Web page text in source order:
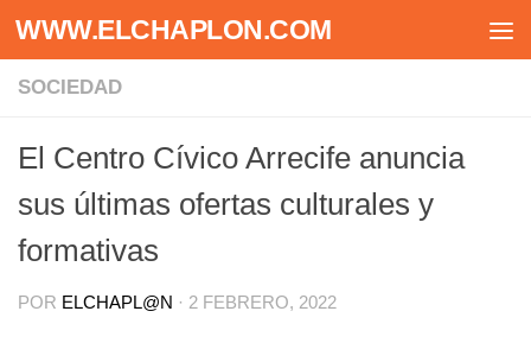
Saltar al contenido
WWW.ELCHAPLON.COM
SOCIEDAD
El Centro Cívico Arrecife anuncia
sus últimas ofertas culturales y
formativas
POR ELCHAPL@N · 2 FEBRERO, 2022